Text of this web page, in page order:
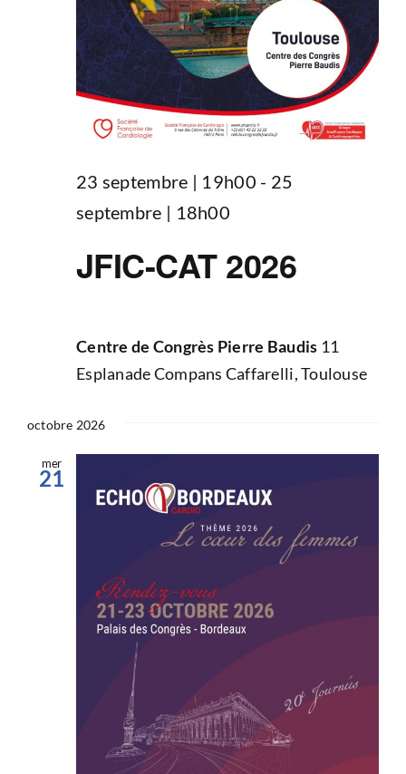
JFIC-CAT 2026
23 septembre | 19h00 - 25
septembre | 18h00
Centre de Congrès Pierre Baudis 11
Esplanade Compans Caffarelli, Toulouse
octobre 2026
mer
21